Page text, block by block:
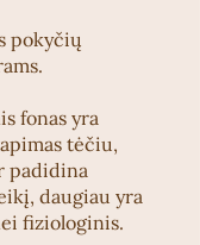
pokyčių
fonas yra
tėčiu,
padidina
daugiau yra
fiziologinis.